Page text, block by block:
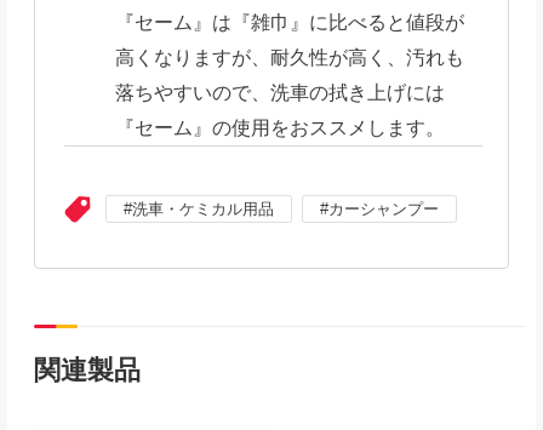
『セーム』は『雑巾』に比べると値段が
高くなりますが、耐久性が高く、汚れも
落ちやすいので、洗車の拭き上げには
『セーム』の使用をおススメします。
洗車・ケミカル用品 カーシャンプー
関連製品